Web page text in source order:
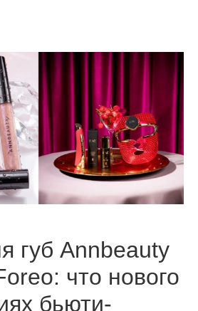
губ Annbeauty
что нового
бьюти-